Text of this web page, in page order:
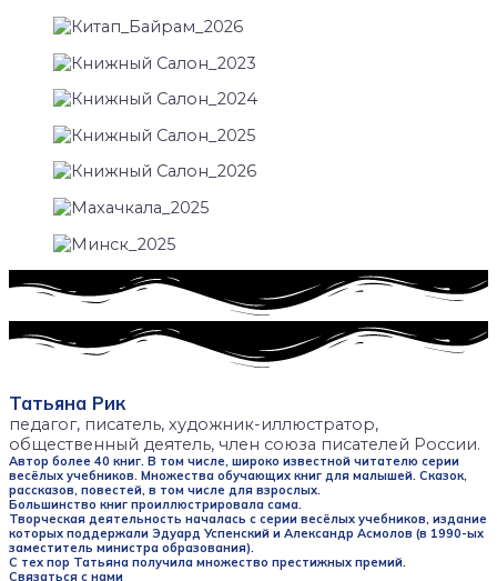
Татьяна Рик
педагог, писатель, художник-иллюстратор,
общественный деятель, член союза писателей России.
Автор более 40 книг. В том числе, широко известной читателю серии
весёлых учебников. Множества обучающих книг для малышей. Сказок,
рассказов, повестей, в том числе для взрослых.
Большинство книг проиллюстрировала сама.
Творческая деятельность началась с серии весёлых учебников, издание
которых поддержали Эдуард Успенский и Александр Асмолов (в 1990-ых
заместитель министра образования).
С тех пор Татьяна получила множество престижных премий.
Связаться с нами